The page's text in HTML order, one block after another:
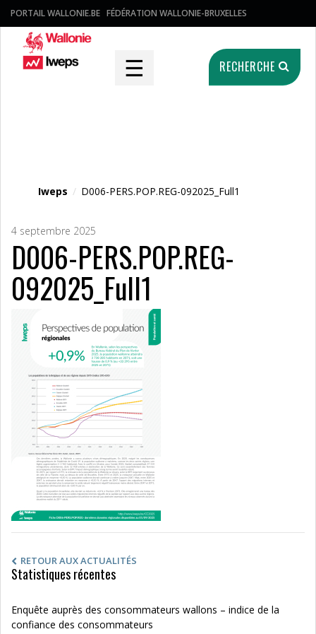
PORTAIL WALLONIE.BE FÉDÉRATION WALLONIE-BRUXELLES
☰ RECHERCHE
Iweps / D006-PERS.POP.REG-092025_Full1
4 septembre 2025
D006-PERS.POP.REG-
092025_Full1
RETOUR AUX ACTUALITÉS
Statistiques récentes
Enquête auprès des consommateurs wallons – indice de la
confiance des consommateurs